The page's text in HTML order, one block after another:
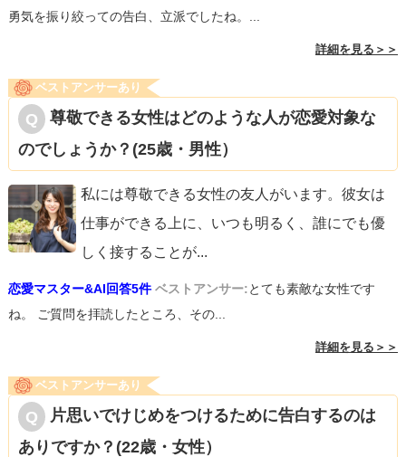
勇気を振り絞っての告白、立派でしたね。...
詳細を見る＞＞
ベストアンサーあり
尊敬できる女性はどのような人が恋愛対象な
のでしょうか？(25歳・男性）
私には尊敬できる女性の友人がいます。彼女は
仕事ができる上に、いつも明るく、誰にでも優
しく接することが...
恋愛マスター&AI回答5件 ベストアンサー:とても素敵な女性です
ね。 ご質問を拝読したところ、その...
詳細を見る＞＞
ベストアンサーあり
片思いでけじめをつけるために告白するのは
ありですか？(22歳・女性）